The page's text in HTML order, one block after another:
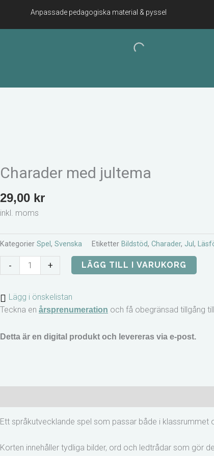
innehåll
Anpassade pedagogiska material & pyssel
Charader med jultema
29,00 kr
inkl. moms
Kategorier Spel , Svenska Etiketter Bildstöd, Charader, Jul ,
-
Charader
med
mängd
+ LÄGG TILL I VARUKORG
Lägg i önskelistan
Teckna en årsprenumeration och få obegränsad tillgång
Detta är en digital produkt och levereras via e-post.
Ett språkutvecklande spel som passar både i klassrummet
Korten innehåller tydliga bilder, ord och ledtrådar som gör